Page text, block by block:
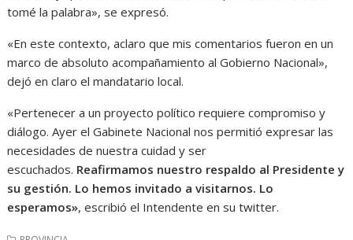
tomé la palabra», se expresó.
«En este contexto, aclaro que mis comentarios fueron en un
marco de absoluto acompañamiento al Gobierno Nacional»,
dejó en claro el mandatario local.
«Pertenecer a un proyecto político requiere compromiso y
diálogo. Ayer el Gabinete Nacional nos permitió expresar las
necesidades de nuestra cuidad y ser
escuchados. Reafirmamos nuestro respaldo al Presidente y
su gestión. Lo hemos invitado a visitarnos. Lo
esperamos», escribió el Intendente en su twitter.